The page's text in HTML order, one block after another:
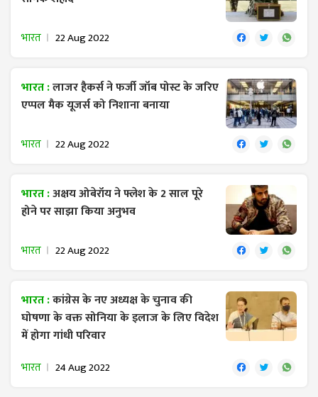
भारत 22 Aug 2022
भारत :लाजर हैकर्स ने फर्जी जॉब पोस्ट के जरिए
एप्पल मैक यूजर्स को निशाना बनाया
भारत 22 Aug 2022
भारत :अक्षय ओबेरॉय ने फ्लेश के 2 साल पूरे
होने पर साझा किया अनुभव
भारत 22 Aug 2022
भारत :कांग्रेस के नए अध्यक्ष के चुनाव की
घोषणा के वक्त सोनिया के इलाज के लिए विदेश
में होगा गांधी परिवार
भारत 24 Aug 2022